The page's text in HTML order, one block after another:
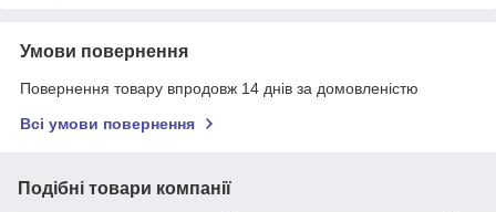
Умови повернення
Повернення товару впродовж 14 днів за домовленістю
Всі умови повернення
Подібні товари компанії